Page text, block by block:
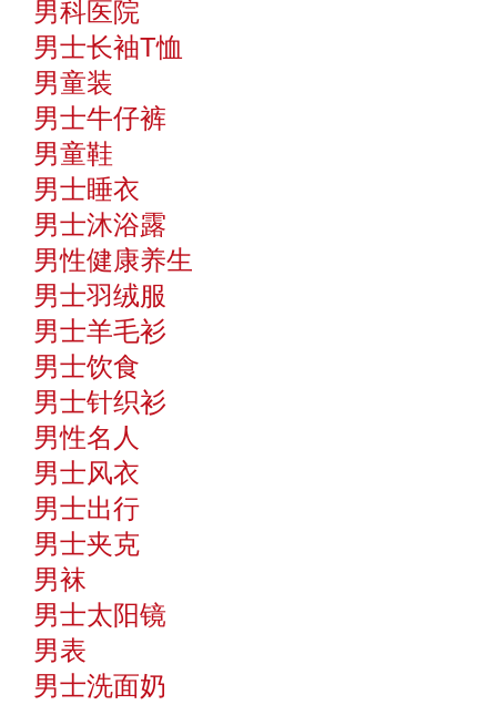
男科医院
男士长袖T恤
男童装
男士牛仔裤
男童鞋
男士睡衣
男士沐浴露
男性健康养生
男士羽绒服
男士羊毛衫
男士饮食
男士针织衫
男性名人
男士风衣
男士出行
男士夹克
男袜
男士太阳镜
男表
男士洗面奶